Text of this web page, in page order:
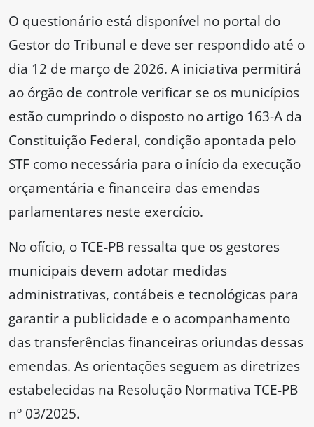
O questionário está disponível no portal do
Gestor do Tribunal e deve ser respondido até o
dia 12 de março de 2026. A iniciativa permitirá
ao órgão de controle verificar se os municípios
estão cumprindo o disposto no artigo 163-A da
Constituição Federal, condição apontada pelo
STF como necessária para o início da execução
orçamentária e financeira das emendas
parlamentares neste exercício.
No ofício, o TCE-PB ressalta que os gestores
municipais devem adotar medidas
administrativas, contábeis e tecnológicas para
garantir a publicidade e o acompanhamento
das transferências financeiras oriundas dessas
emendas. As orientações seguem as diretrizes
estabelecidas na Resolução Normativa TCE-PB
nº 03/2025.